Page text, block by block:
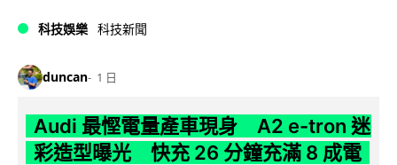
科技娛樂 科技新聞
duncan 1 日
Audi 最慳電量產車現身 A2 e-tron 迷
彩造型曝光 快充 26 分鐘充滿 8 成電